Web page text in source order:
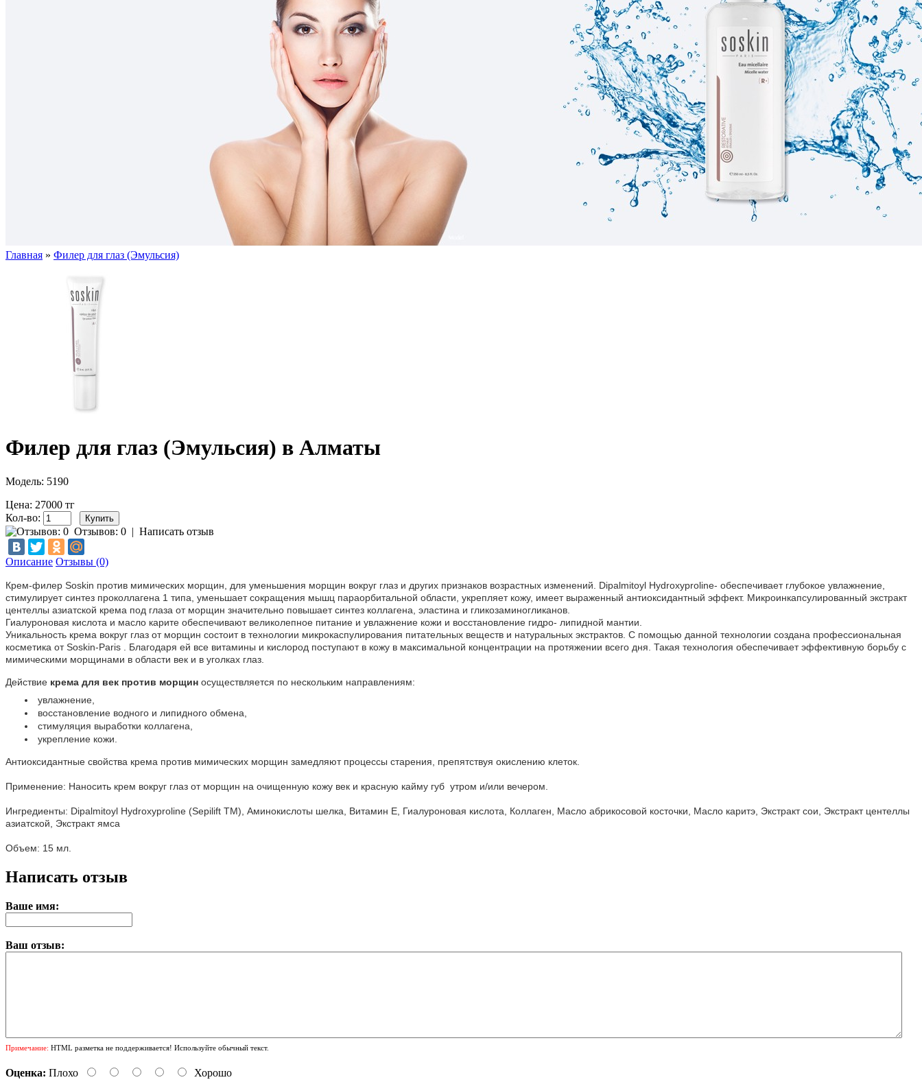
Главная » Филер для глаз (Эмульсия)
Филер для глаз (Эмульсия) в Алматы
Модель: 5190
Цена: 27000 тг
Кол-во:
Отзывов: 0 | Написать отзыв
Описание Отзывы (0)
Крем-филер Soskin против мимических морщин, для уменьшения морщин вокруг глаз и других признаков возрастных изменений. Dipalmitoyl Hydroxyprolinе- обеспечивает глубокое увлажнение,
стимулирует синтез проколлагена 1 типа, уменьшает сокращения мышц параорбитальной области, укрепляет кожу, имеет выраженный антиоксидантный эффект. Микроинкапсулированный экстракт
центеллы азиатской крема под глаза от морщин значительно повышает синтез коллагена, эластина и гликозаминогликанов.
Гиалуроновая кислота и масло карите обеспечивают великолепное питание и увлажнение кожи и восстановление гидро- липидной мантии.
Уникальность крема вокруг глаз от морщин состоит в технологии микрокаспулирования питательных веществ и натуральных экстрактов. С помощью данной технологии создана профессиональная
косметика от Soskin-Paris . Благодаря ей все витамины и кислород поступают в кожу в максимальной концентрации на протяжении всего дня. Такая технология обеспечивает эффективную борьбу с
мимическими морщинами в области век и в уголках глаз.
Действие крема для век против морщин осуществляется по нескольким направлениям:
увлажнение,
восстановление водного и липидного обмена,
стимуляция выработки коллагена,
укрепление кожи.
Антиоксидантные свойства крема против мимических морщин замедляют процессы старения, препятствуя окислению клеток.
Применение: Наносить крем вокруг глаз от морщин на очищенную кожу век и красную кайму губ утром и/или вечером.
Ингредиенты: Dipalmitoyl Hydroxyprolinе (Sepilift TM), Аминокислоты шелка, Витамин Е, Гиалуроновая кислота, Коллаген, Масло абрикосовой косточки, Масло каритэ, Экстракт сои, Экстракт центеллы
азиатской, Экстракт ямса
Объем: 15 мл.
Написать отзыв
Ваше имя:
Ваш отзыв:
Примечание: HTML разметка не поддерживается! Используйте обычный текст.
Оценка: Плохо Хорошо